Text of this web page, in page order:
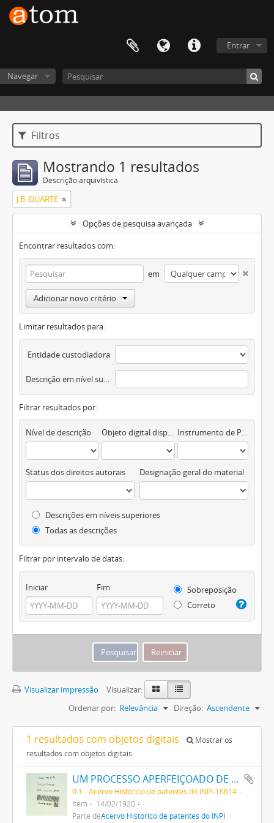
Entrar
Navegar
Filtros
Mostrando 1 resultados
Descrição arquivística
J.B. DUARTE
Opções de pesquisa avançada
Encontrar resultados com:
em
Adicionar novo critério
Limitar resultados para:
Entidade custodiadora
Descrição em nível superior
Filtrar resultados por:
Nível de descrição Objeto digital disponível Instrumento de Pesquisa
Status dos direitos autorais Designação geral do material
Descrições em níveis superiores
Todas as descrições
Filtrar por intervalo de datas:
Iniciar Fim
Sobreposição
Correto
Visualizar impressão
Visualizar:
Ordenar por: Relevância Direção: Ascendente
1 resultados com objetos digitais
Mostrar os
resultados com objetos digitais
UM PROCESSO APERFEIÇOADO DE FABRICAÇÃO DE TINTAS PRETAS DE ENXOFRE
0.1 - Acervo Histórico de patentes do INPI-16614
Item
14/02/1920
Parte deAcervo Histórico de patentes do INPI